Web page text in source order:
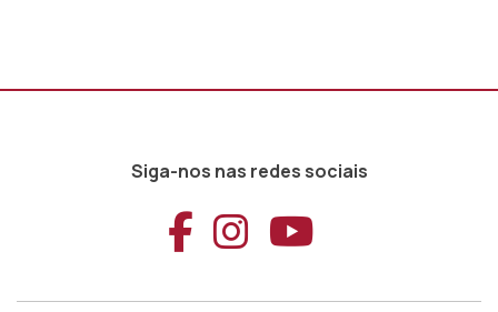
Siga-nos nas redes sociais
Aceder ao
Aceder ao
Aceder